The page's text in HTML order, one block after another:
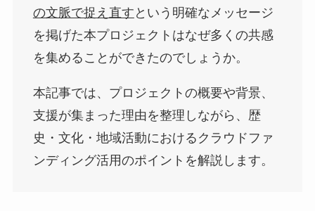
の文脈で捉え直す という明確なメッセージ
を掲げた本プロジェクトはなぜ多くの共感
を集めることができたのでしょうか。
本記事では、プロジェクトの概要や背景、
支援が集まった理由を整理しながら、歴
史・文化・地域活動におけるクラウドファ
ンディング活用のポイントを解説します。